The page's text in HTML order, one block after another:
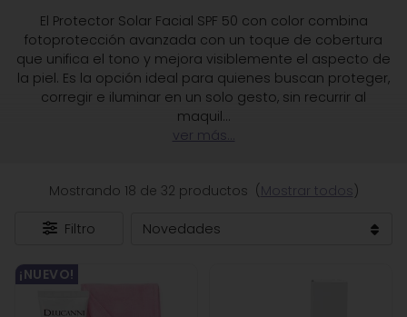
El Protector Solar Facial SPF 50 con color combina
fotoprotección avanzada con un toque de cobertura
que unifica el tono y mejora visiblemente el aspecto de
la piel. Es la opción ideal para quienes buscan proteger,
corregir e iluminar en un solo gesto, sin recurrir al
maquil...
ver más...
Mostrando 18 de 32 productos (Mostrar todos )
Filtro
¡NUEVO!